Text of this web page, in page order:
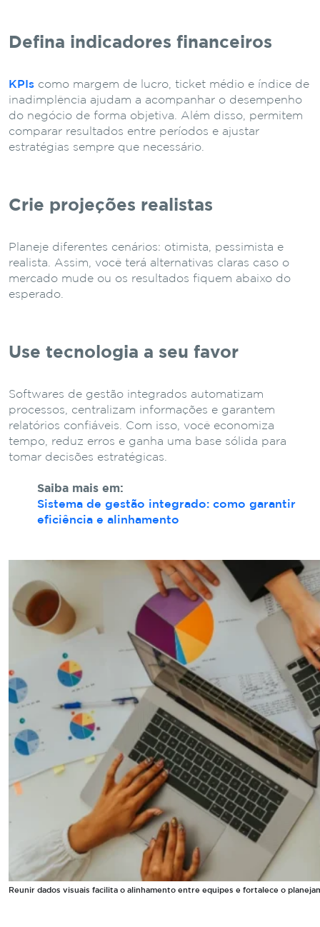
Defina indicadores financeiros
KPIs como margem de lucro, ticket médio e índice de
inadimplência ajudam a acompanhar o desempenho
do negócio de forma objetiva. Além disso, permitem
comparar resultados entre períodos e ajustar
estratégias sempre que necessário.
Crie projeções realistas
Planeje diferentes cenários: otimista, pessimista e
realista. Assim, você terá alternativas claras caso o
mercado mude ou os resultados fiquem abaixo do
esperado.
Use tecnologia a seu favor
Softwares de gestão integrados automatizam
processos, centralizam informações e garantem
relatórios confiáveis. Com isso, você economiza
tempo, reduz erros e ganha uma base sólida para
tomar decisões estratégicas.
Saiba mais em:
Sistema de gestão integrado: como garantir
eficiência e alinhamento
Reunir dados visuais facilita o alinhamento entre equipes e fortalece o